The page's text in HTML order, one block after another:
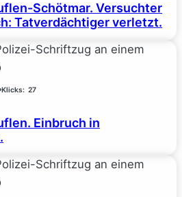
Schötmar. Versuchter
Tatverdächtiger verletzt.
Klicks: 27
Einbruch in